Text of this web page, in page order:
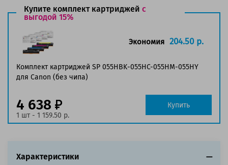
Производитель принтера:Canon
Производитель:Solution Print
Вид товара:
Оригинальность:
Аналог:055HM (3018C002)
Цвет:Пурпурный
Ресурс:5 900 страниц формата A4 при 5%
Страна:Китай
Гарантия:1 год
Купите комплект картриджей с
выгодой 15%
Комплект картриджей SP 055HBK-055HC-055HM-055HY
для Canon (без чипа)
Экономия 204.50 р.
4 638
1 шт - 1 159.50 р.
Купить
Характеристики